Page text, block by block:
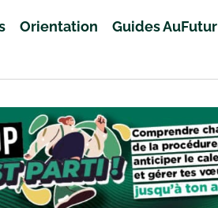
Orientation Guides AuFutur